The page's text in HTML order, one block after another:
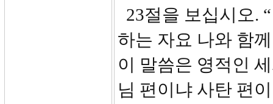
23절을 보십시오.
하는 자요 나와 함
이 말씀은 영적인
님 편이냐 사탄 편